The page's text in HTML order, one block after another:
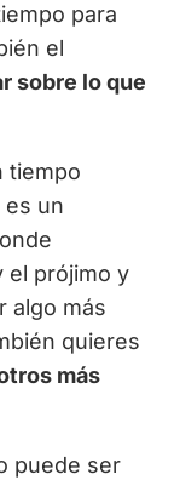
para
el
sobre lo que
tiempo
es un
el prójimo y
algo más
quieres
más
puede ser